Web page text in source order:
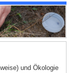
und Ökologie